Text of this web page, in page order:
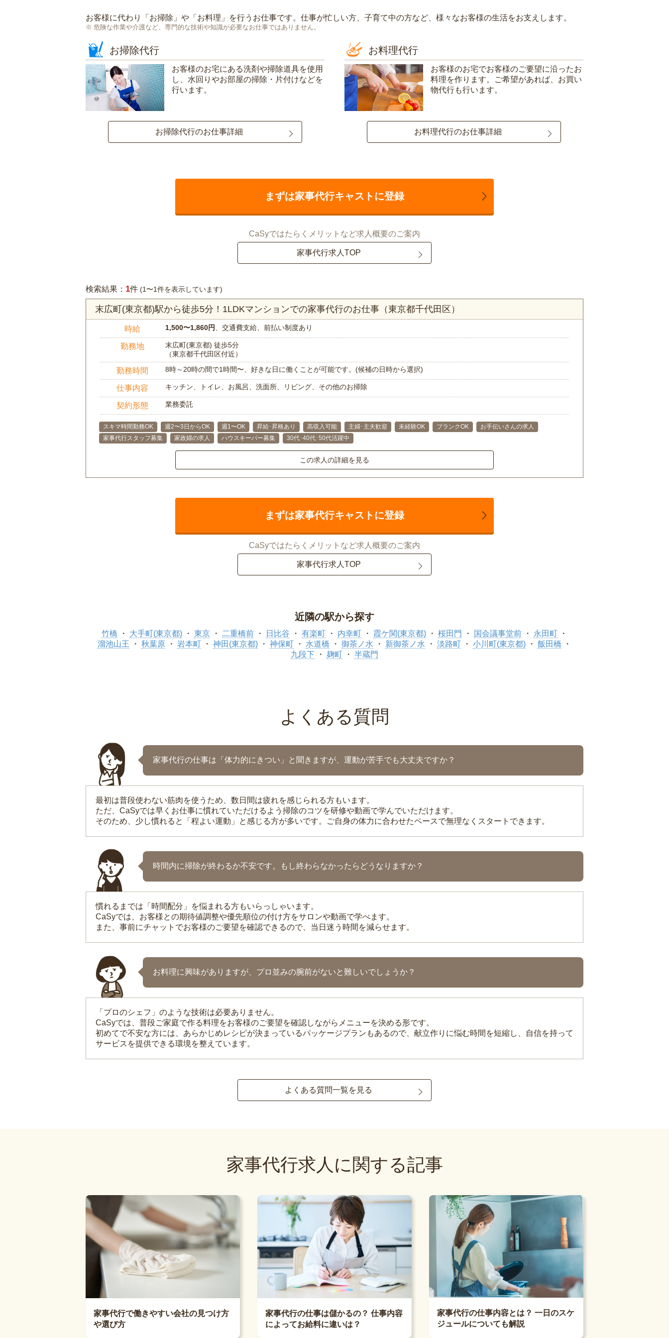
お客様に代わり「 お掃除 」や「 お料理 」を行うお仕事です。仕事が忙しい方、子育て中の方など、様々なお客様の生活をお支えします。
危険な作業や介護など、専門的な技術や知識が必要なお仕事ではありません。
お掃除代行
お客様のお宅にある洗剤や掃除道具を使用
し、水回りやお部屋の掃除・片付けなどを
行います。
お掃除代行のお仕事詳細
お料理代行
お客様のお宅でお客様のご要望に沿ったお
料理を作ります。ご希望があれば、お買い
物代行も行います。
お料理代行のお仕事詳細
まずは家事代行キャストに登録
CaSyではたらくメリットなど求人概要のご案内
家事代行求人TOP
検索結果： 1件 (1〜1件を表示しています)
末広町(東京都)駅から徒歩5分！1LDKマンションでの家事代行のお仕事（東京都千代田区）
時給 1,500〜1,860円 、交通費支給、前払い制度あり
勤務地
末広町(東京都) 徒歩5分
（東京都千代田区付近）
勤務時間 8時～20時の間で1時間〜、好きな日に働くことが可能です。(候補の日時から選択)
仕事内容 キッチン、トイレ、お風呂、洗面所、リビング、その他のお掃除
契約形態 業務委託
スキマ時間勤務OK 週2〜3日からOK 週1〜OK 昇給･昇格あり 高収入可能 主婦･主夫歓迎 未経験OK ブランクOK
お手伝いさんの求人
家事代行スタッフ募集
家政婦の求人 ハウスキーパー募集 30代･40代･50代活躍中
この求人の詳細を見る
まずは家事代行キャストに登録
CaSyではたらくメリットなど求人概要のご案内
家事代行求人TOP
近隣の駅から探す
竹橋 大手町(東京都) 東京 二重橋前 日比谷 有楽町 内幸町 霞ケ関(東京都) 桜田門 国会議事堂前
永田町
溜池山王
秋葉原 岩本町 神田(東京都) 神保町 水道橋 御茶ノ水 新御茶ノ水 淡路町 小川町(東京都)
飯田橋
九段下
麹町 半蔵門
よくある質問
家事代行の仕事は「体力的にきつい」と聞きますが、運動が苦手でも大丈夫ですか？
最初は普段使わない筋肉を使うため、数日間は疲れを感じられる方もいます。
ただ、CaSyでは早くお仕事に慣れていただけるよう掃除のコツを研修や動画で学んでいただけます。
そのため、少し慣れると「程よい運動」と感じる方が多いです。ご自身の体力に合わせたペースで無理なくスタートできます。
時間内に掃除が終わるか不安です。もし終わらなかったらどうなりますか？
慣れるまでは「時間配分」を悩まれる方もいらっしゃいます。
CaSyでは、お客様との期待値調整や優先順位の付け方をサロンや動画で学べます。
また、事前にチャットでお客様のご要望を確認できるので、当日迷う時間を減らせます。
お料理に興味がありますが、プロ並みの腕前がないと難しいでしょうか？
「プロのシェフ」のような技術は必要ありません。
CaSyでは、普段ご家庭で作る料理をお客様のご要望を確認しながらメニューを決める形です。
初めてで不安な方には、あらかじめレシピが決まっているパッケージプランもあるので、献立作りに悩む時間を短縮し、自信を持って
サービスを提供できる環境を整えています。
よくある質問一覧を見る
家事代行求人に関する記事
家事代行で働きやすい会社の見つけ方
や選び方
家事代行の仕事は儲かるの？ 仕事内容
によってお給料に違いは？
家事代行の仕事内容とは？ 一日のスケ
ジュールについても解説